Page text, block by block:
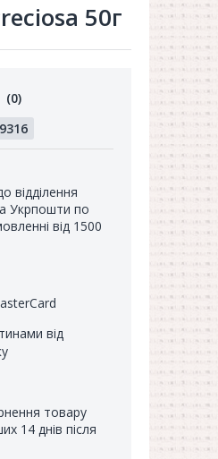
50г
Відгуків
покупців
(0)
відділення
Укрпошти по
від 1500
від
товару
14 днів після